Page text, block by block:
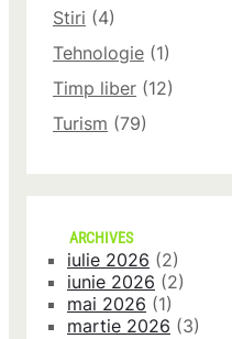
Stiri (4)
Tehnologie (1)
Timp liber (12)
Turism (79)
ARCHIVES
iulie 2026 (2)
iunie 2026 (2)
mai 2026 (1)
martie 2026 (3)